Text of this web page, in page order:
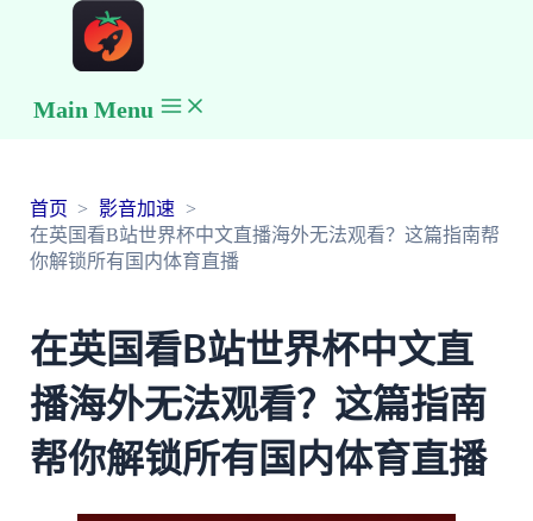
Main Menu
首页
影音加速
在英国看B站世界杯中文直播海外无法观看？这篇指南帮
你解锁所有国内体育直播
在英国看B站世界杯中文直
播海外无法观看？这篇指南
帮你解锁所有国内体育直播